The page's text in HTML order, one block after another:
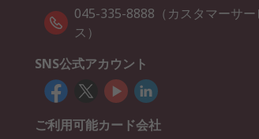
045-335-8888（カスタマーサー
ス）
SNS公式アカウント
ご利用可能カード会社